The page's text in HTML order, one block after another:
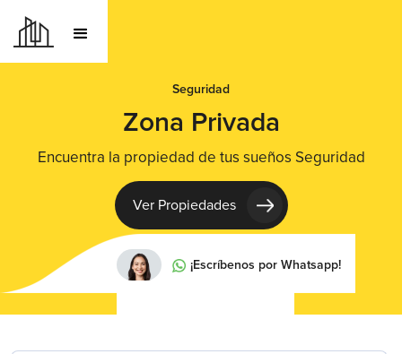
Seguridad
Zona Privada
Encuentra la propiedad de tus sueños Seguridad
Ver Propiedades
¡Escríbenos por Whatsapp!